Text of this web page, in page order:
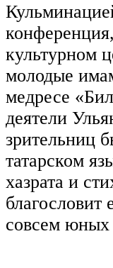
культурном
молодые
медресе
деятели
зрительниц
татарском
хазрата и
благословит
совсем юных